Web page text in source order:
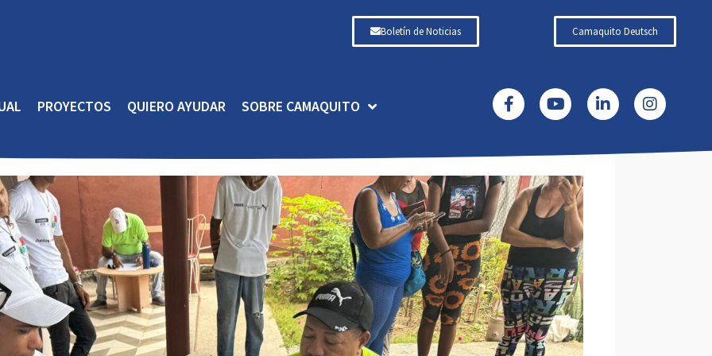
Boletín de Noticias Camaquito Deutsch
PROYECTOS QUIERO AYUDAR SOBRE CAMAQUITO